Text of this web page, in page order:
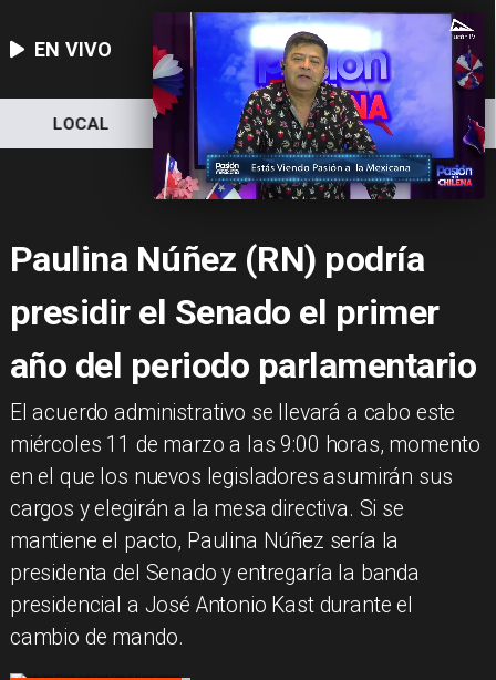
EN VIVO
LOCAL NACIONAL DEPORTES
Paulina Núñez (RN) podría
presidir el Senado el primer
año del periodo parlamentario
El acuerdo administrativo se llevará a cabo este
miércoles 11 de marzo a las 9:00 horas, momento
en el que los nuevos legisladores asumirán sus
cargos y elegirán a la mesa directiva. Si se
mantiene el pacto, Paulina Núñez sería la
presidenta del Senado y entregaría la banda
presidencial a José Antonio Kast durante el
cambio de mando.